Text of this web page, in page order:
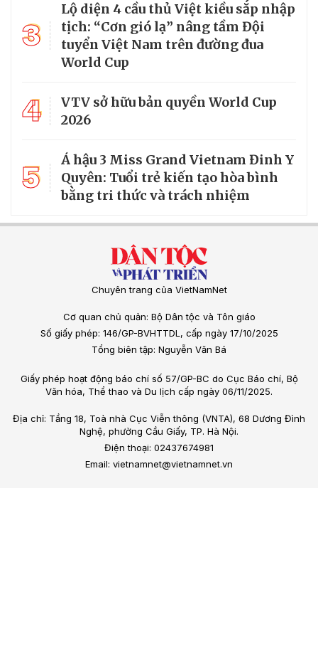
3
Lộ diện 4 cầu thủ Việt kiều sắp nhập
tịch: “Cơn gió lạ” nâng tầm Đội
tuyển Việt Nam trên đường đua
World Cup
4
VTV sở hữu bản quyền World Cup
2026
5
Á hậu 3 Miss Grand Vietnam Đinh Y
Quyên: Tuổi trẻ kiến tạo hòa bình
bằng tri thức và trách nhiệm
Chuyên trang của VietNamNet
Cơ quan chủ quản: Bộ Dân tộc và Tôn giáo
Số giấy phép: 146/GP-BVHTTDL, cấp ngày 17/10/2025
Tổng biên tập: Nguyễn Văn Bá
Giấy phép hoạt động báo chí số 57/GP-BC do Cục Báo chí, Bộ
Văn hóa, Thể thao và Du lịch cấp ngày 06/11/2025.
Địa chỉ: Tầng 18, Toà nhà Cục Viễn thông (VNTA), 68 Dương Đình
Nghệ, phường Cầu Giấy, TP. Hà Nội.
Điện thoại: 02437674981
Email: vietnamnet@vietnamnet.vn